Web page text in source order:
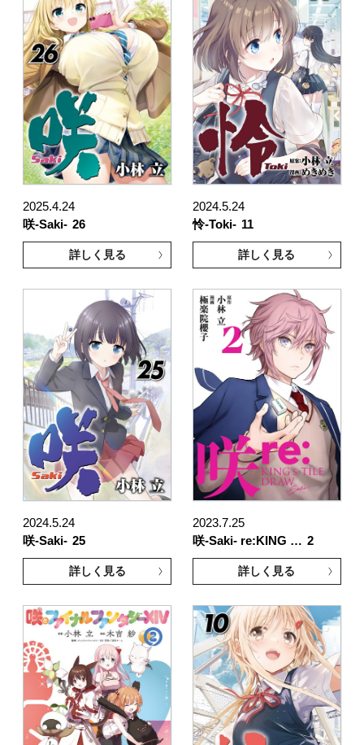
2025.4.24
咲-Saki- 26
詳しく見る
2024.5.24
怜-Toki- 11
詳しく見る
2024.5.24
咲-Saki- 25
詳しく見る
2023.7.25
咲-Saki- re:KING … 2
詳しく見る